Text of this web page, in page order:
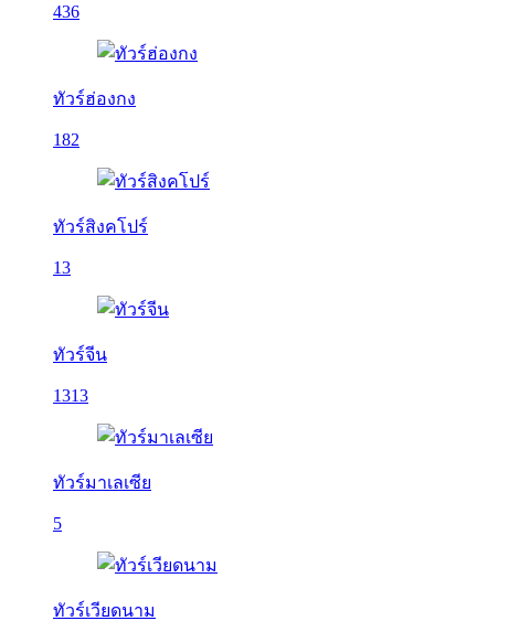
436
ทัวร์ฮ่องกง
182
ทัวร์สิงคโปร์
13
ทัวร์จีน
1313
ทัวร์มาเลเซีย
5
ทัวร์เวียดนาม